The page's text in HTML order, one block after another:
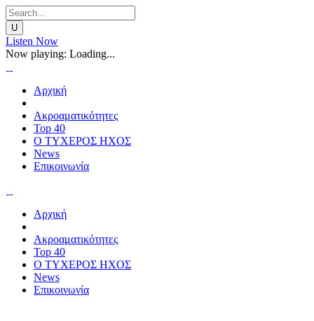
Listen Now
Now playing: Loading...
Αρχική
Ακροαματικότητες
Top 40
Ο ΤΥΧΕΡΟΣ ΗΧΟΣ
News
Επικοινωνία
Αρχική
Ακροαματικότητες
Top 40
Ο ΤΥΧΕΡΟΣ ΗΧΟΣ
News
Επικοινωνία